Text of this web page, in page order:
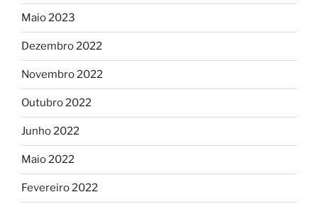
Maio 2023
Dezembro 2022
Novembro 2022
Outubro 2022
Junho 2022
Maio 2022
Fevereiro 2022